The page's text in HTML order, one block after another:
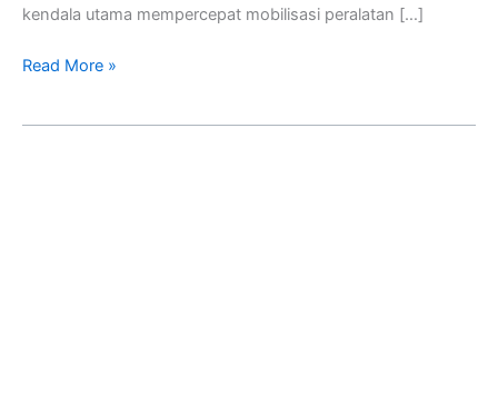
kendala utama mempercepat mobilisasi peralatan […]
Read More »